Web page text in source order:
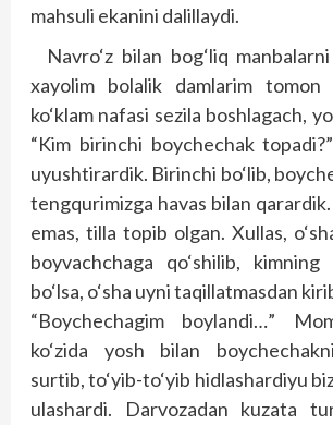
mahsuli ekanini dalillaydi.
Navro‘z bilan bog‘liq
xayolim bolalik damlarim
ko‘klam nafasi sezila boshlagach,
“Kim birinchi boychechak
uyushtirardik. Birinchi bo‘lib,
tengqurimizga havas bilan
emas, tilla topib olgan. Xullas,
boyvachchaga qo‘shilib,
bo‘lsa, o‘sha uyni taqillatmasdan
“Boychechagim boylandi…”
ko‘zida yosh bilan
surtib, to‘yib-to‘yib hidlashardiyu
ulashardi. Darvozadan kuzata